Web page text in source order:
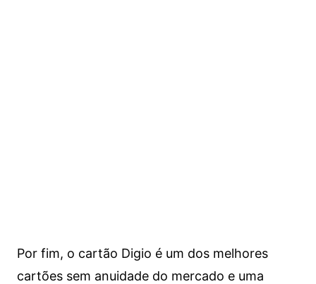
Por fim, o cartão Digio é um dos melhores
cartões sem anuidade do mercado e uma